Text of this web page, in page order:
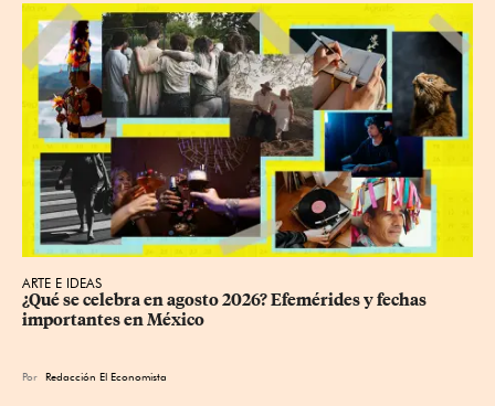
ARTE E IDEAS
¿Qué se celebra en agosto 2026? Efemérides y fechas
importantes en México
Por Redacción El Economista